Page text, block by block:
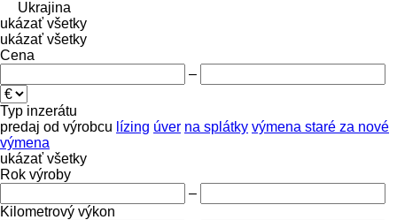
Ukrajina
ukázať všetky
ukázať všetky
Cena
–
Typ inzerátu
predaj od výrobcu lízing úver na splátky výmena staré za nové
výmena
ukázať všetky
Rok výroby
–
Kilometrový výkon